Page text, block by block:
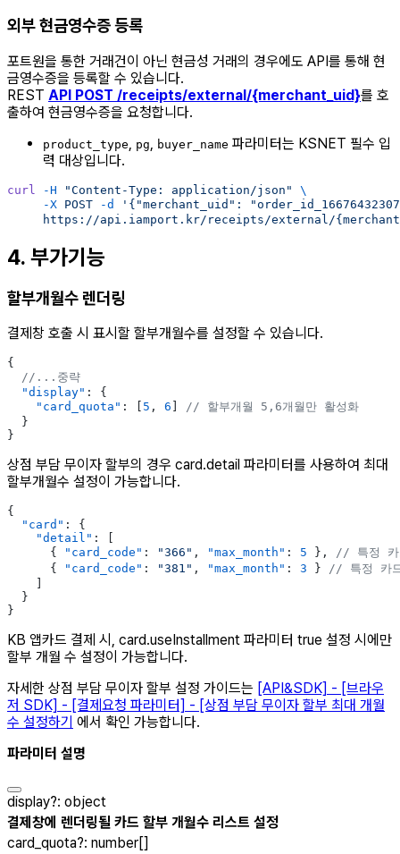
외부 현금영수증 등록
포트원을 통한 거래건이 아닌 현금성 거래의 경우에도 API를 통해 현
금영수증을 등록할 수 있습니다.
REST API POST /receipts/external/{merchant_uid}를 호
출하여 현금영수증을 요청합니다.
product_type pg buyer_name 파라미터는 KSNET 필수 입
력 대상입니다.
curl -H "Content-Type: application/json"
\
     -X
POST -d
'{"merchant_uid":
https://api.iamport.kr/receipts/external/
4. 부가기능
할부개월수 렌더링
결제창 호출 시 표시할 할부개월수를 설정할 수 있습니다.
{
  //...중략
  "display"
: {
    "card_quota"
: [ 5 , 6
// 할부개월 5,6개월만 활성화
  }
}
상점 부담 무이자 할부의 경우 card.detail 파라미터를 사용하여 최대
할부개월수 설정이 가능합니다.
{
  "card"
: {
    "detail"
: [
      {
"card_code" : "366" , "max_month" : 5 }, // 특정 카
      {
"card_code" : "381" , "max_month" : 3 } // 특정 카
  }
}
KB 앱카드 결제 시, card.useInstallment 파라미터 true 설정 시에만
할부 개월 수 설정이 가능합니다.
자세한 상점 부담 무이자 할부 설정 가이드는 [API&SDK] - [브라우
저 SDK] - [결제요청 파라미터] - [상점 부담 무이자 할부 최대 개월
수 설정하기 에서 확인 가능합니다.
파라미터 설명
display?: object
결제창에 렌더링될 카드 할부 개월수 리스트 설정
card_quota?: number[]